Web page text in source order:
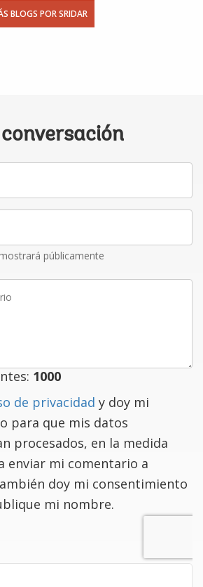
BLOGS POR SRIDAR
públicamente
1000
de privacidad y doy mi
para que mis datos
procesados, en la medida
enviar mi comentario a
doy mi consentimiento
mi nombre.